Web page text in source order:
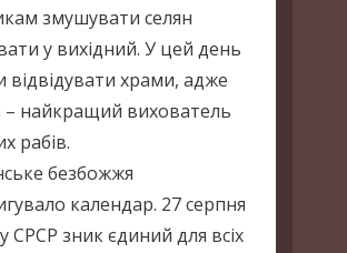
змушувати селян
у вихідний. У цей день
відвідувати храми, адже
– найкращий вихователь
рабів.
безбожжя
календар. 27 серпня
СРСР зник єдиний для всіх